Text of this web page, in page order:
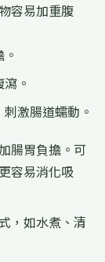
容易加重腹
。
激腸道蠕動。
腸胃負擔。可
容易消化吸
，如水煮、清